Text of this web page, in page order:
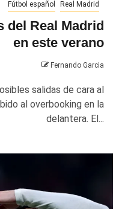
Fútbol español Real Madrid
del Real Madrid
en este verano
Fernando Garcia
salidas de cara al
al overbooking en la
delantera. El...